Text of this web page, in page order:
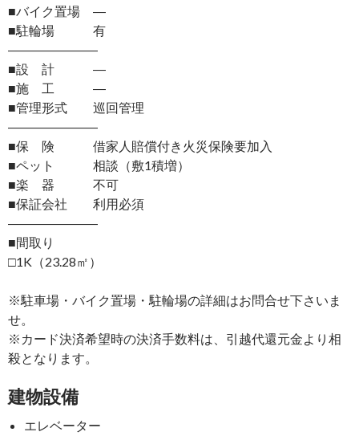
■バイク置場 ―
■駐輪場 有
―――――――
■設 計 ―
■施 工 ―
■管理形式 巡回管理
―――――――
■保 険 借家人賠償付き火災保険要加入
■ペット 相談（敷1積増）
■楽 器 不可
■保証会社 利用必須
―――――――
■間取り
□1K（23.28㎡）
※駐車場・バイク置場・駐輪場の詳細はお問合せ下さいま
せ。
※カード決済希望時の決済手数料は、引越代還元金より相
殺となります。
建物設備
エレベーター